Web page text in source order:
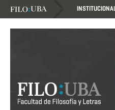
HTTP://EDUCACION.FILO.UBA.AR/